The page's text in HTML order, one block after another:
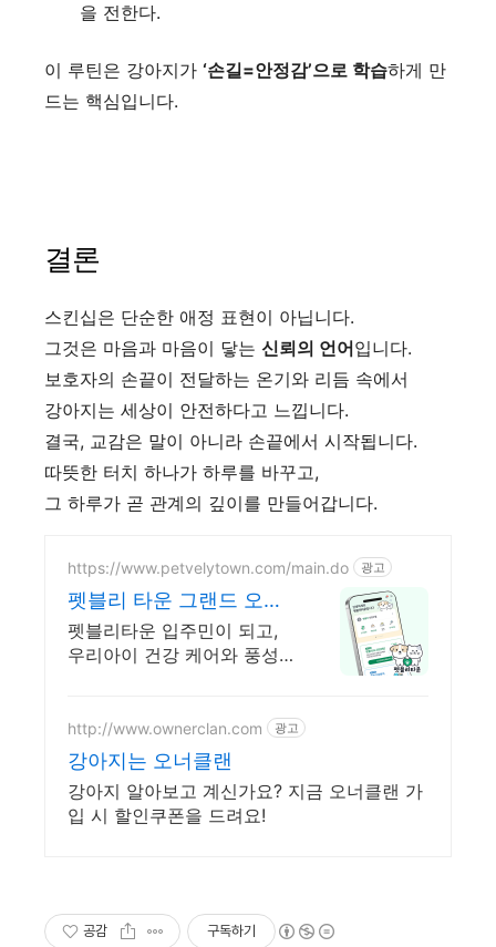
을 전한다.
이 루틴은 강아지가 ‘손길=안정감’으로 학습하게 만
드는 핵심입니다.
결론
스킨십은 단순한 애정 표현이 아닙니다.
그것은 마음과 마음이 닿는 신뢰의 언어입니다.
보호자의 손끝이 전달하는 온기와 리듬 속에서
강아지는 세상이 안전하다고 느낍니다.
결국, 교감은 말이 아니라 손끝에서 시작됩니다.
따뜻한 터치 하나가 하루를 바꾸고,
그 하루가 곧 관계의 깊이를 만들어갑니다.
https://www.petvelytown.com/main.do 광고
펫블리 타운 그랜드 오픈
오픈 이벤트 진행 중!
펫블리타운 입주민이 되고,
우리아이 건강 케어와 풍성
http://www.ownerclan.com 광고
강아지는 오너클랜
강아지 알아보고 계신가요? 지금 오너클랜 가
입 시 할인쿠폰을 드려요!
공감 구독하기